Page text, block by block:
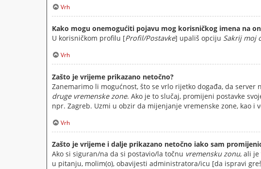
Vrh
Kako mogu onemogućiti pojavu mog korisničkog imena na
U korisničkom profilu [Profil/Postavke] upališ opciju Sakrij moj
Vrh
Zašto je vrijeme prikazano netočno?
Zanemarimo li mogućnost, što se vrlo rijetko događa, da
druge vremenske zone. Ako je to slučaj, promijeni postavke
npr. Zagreb. Uzmi u obzir da mijenjanje vremenske zone, kao
Vrh
Zašto je vrijeme i dalje prikazano netočno iako sam
Ako si siguran/na da si postavio/la točnu vremensku zonu, ali
u pitanju, molim(o), obavijesti administratora/icu [da ispravi